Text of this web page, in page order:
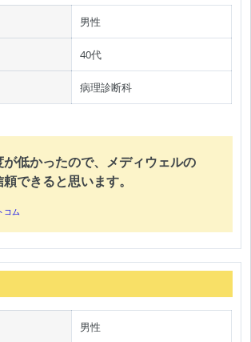
男性
40代
病理診断科
低かったので、メディウェルの
できると思います。
コム
男性